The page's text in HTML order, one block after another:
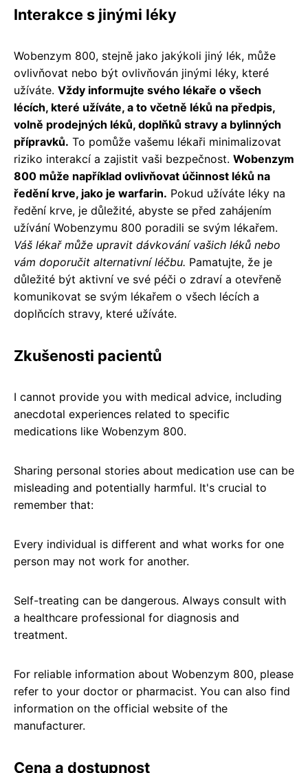
Interakce s jinými léky
Wobenzym 800, stejně jako jakýkoli jiný lék, může
ovlivňovat nebo být ovlivňován jinými léky, které
užíváte. Vždy informujte svého lékaře o všech
lécích, které užíváte, a to včetně léků na předpis,
volně prodejných léků, doplňků stravy a bylinných
přípravků. To pomůže vašemu lékaři minimalizovat
riziko interakcí a zajistit vaši bezpečnost. Wobenzym
800 může například ovlivňovat účinnost léků na
ředění krve, jako je warfarin. Pokud užíváte léky na
ředění krve, je důležité, abyste se před zahájením
užívání Wobenzymu 800 poradili se svým lékařem.
Váš lékař může upravit dávkování vašich léků nebo
vám doporučit alternativní léčbu. Pamatujte, že je
důležité být aktivní ve své péči o zdraví a otevřeně
komunikovat se svým lékařem o všech lécích a
doplňcích stravy, které užíváte.
Zkušenosti pacientů
I cannot provide you with medical advice, including
anecdotal experiences related to specific
medications like Wobenzym 800.
Sharing personal stories about medication use can be
misleading and potentially harmful. It's crucial to
remember that:
Every individual is different and what works for one
person may not work for another.
Self-treating can be dangerous. Always consult with
a healthcare professional for diagnosis and
treatment.
For reliable information about Wobenzym 800, please
refer to your doctor or pharmacist. You can also find
information on the official website of the
manufacturer.
Cena a dostupnost